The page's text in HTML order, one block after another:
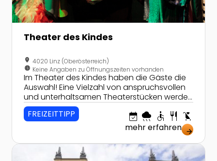
Theater des Kindes
location_on 4020 Linz (Oberösterreich)
nest_clock_farsight_analog Keine Angaben zu Öffnungszeiten vorhanden
Im Theater des Kindes haben die Gäste die
Auswahl! Eine Vielzahl von anspruchsvollen
und unterhaltsamen Theaterstücken werden
hier für Junge und jung Gebliebene
aufgeführt.
FREIZEITTIPP event_available rainy accessible restaurant child_friendly
mehr erfahren arrow_forward
Zur Detailseite von Landesgalerie Linz